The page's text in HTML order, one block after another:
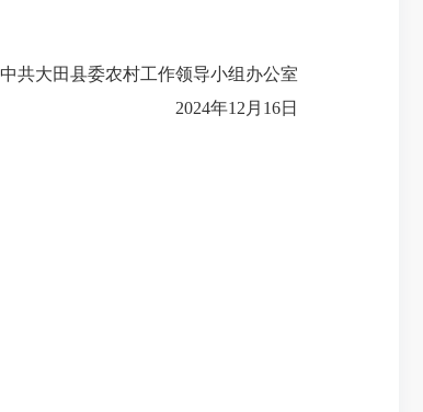
中共大田县委农村工作领导小组办公室
2024年12月16日